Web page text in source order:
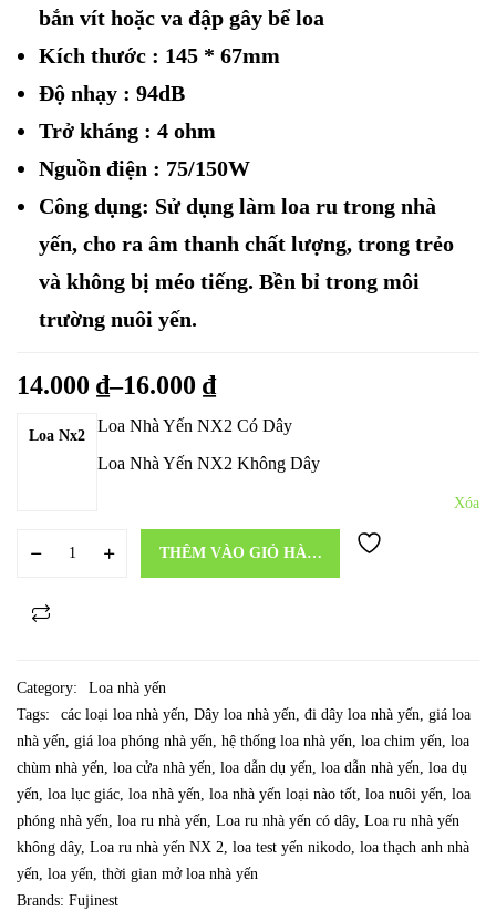
bắn vít hoặc va đập gây bể loa
Kích thước : 145 * 67mm
Độ nhạy : 94dB
Trở kháng : 4 ohm
Nguồn điện : 75/150W
Công dụng: Sử dụng làm loa ru trong nhà
yến, cho ra âm thanh chất lượng, trong trẻo
và không bị méo tiếng. Bền bỉ trong môi
trường nuôi yến.
14.000 ₫–16.000 ₫
Loa Nx2
Loa Nhà Yến NX2 Có Dây
Loa Nhà Yến NX2 Không Dây
Xóa
THÊM VÀO GIỎ HÀNG
Category:
Loa nhà yến
Tags:
các loại loa nhà yến, Dây loa nhà yến, đi dây loa nhà yến, giá loa
nhà yến, giá loa phóng nhà yến, hệ thống loa nhà yến, loa chim yến, loa
chùm nhà yến, loa cửa nhà yến, loa dẫn dụ yến, loa dẫn nhà yến, loa dụ
yến, loa lục giác, loa nhà yến, loa nhà yến loại nào tốt, loa nuôi yến, loa
phóng nhà yến, loa ru nhà yến, Loa ru nhà yến có dây, Loa ru nhà yến
không dây, Loa ru nhà yến NX 2, loa test yến nikodo, loa thạch anh nhà
yến, loa yến, thời gian mở loa nhà yến
Brands: Fujinest